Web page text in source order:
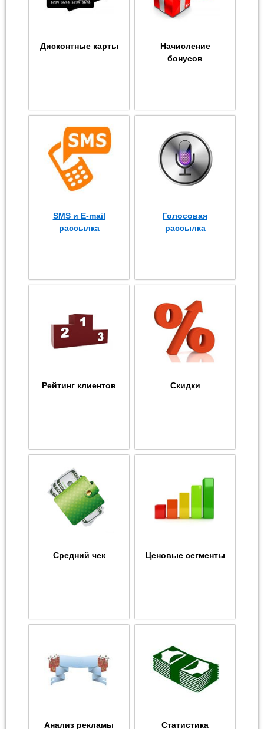
Дисконтные карты
Начисление
бонусов
SMS и E-mail
рассылка
Голосовая
рассылка
Рейтинг клиентов Скидки
Средний чек Ценовые сегменты
Анализ рекламы Статистика